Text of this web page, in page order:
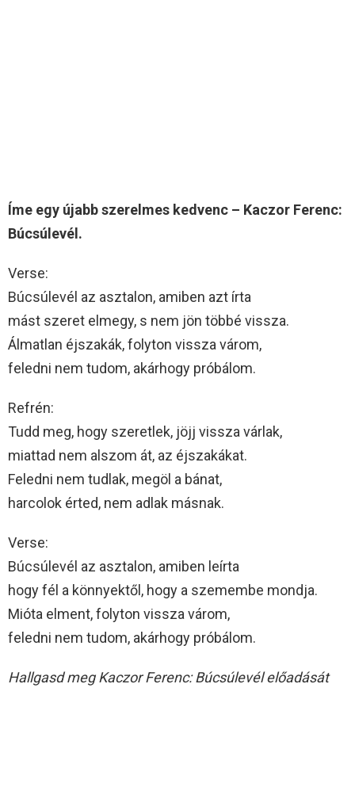
Íme egy újabb szerelmes kedvenc – Kaczor Ferenc:
Búcsúlevél.
Verse:
Búcsúlevél az asztalon, amiben azt írta
mást szeret elmegy, s nem jön többé vissza.
Álmatlan éjszakák, folyton vissza várom,
feledni nem tudom, akárhogy próbálom.
Refrén:
Tudd meg, hogy szeretlek, jöjj vissza várlak,
miattad nem alszom át, az éjszakákat.
Feledni nem tudlak, megöl a bánat,
harcolok érted, nem adlak másnak.
Verse:
Búcsúlevél az asztalon, amiben leírta
hogy fél a könnyektől, hogy a szemembe mondja.
Mióta elment, folyton vissza várom,
feledni nem tudom, akárhogy próbálom.
Hallgasd meg Kaczor Ferenc: Búcsúlevél előadását